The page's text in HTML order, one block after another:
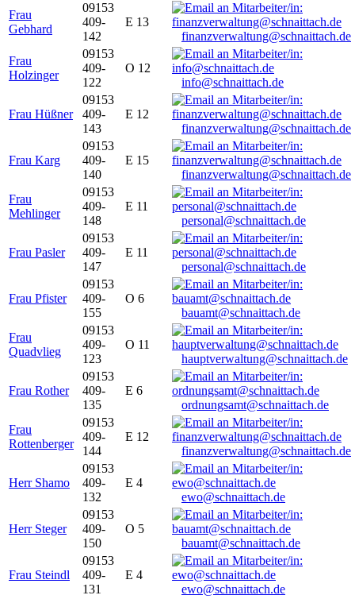
Frau
Gebhard
09153
409-
142
E 13
finanzverwaltung@schnaittach.de
Frau
Holzinger
09153
409-
122
O 12
info@schnaittach.de
Frau Hüßner
09153
409-
143
E 12
finanzverwaltung@schnaittach.de
Frau Karg
09153
409-
140
E 15
finanzverwaltung@schnaittach.de
Frau
Mehlinger
09153
409-
148
E 11
personal@schnaittach.de
Frau Pasler
09153
409-
147
E 11
personal@schnaittach.de
Frau Pfister
09153
409-
155
O 6
bauamt@schnaittach.de
Frau
Quadvlieg
09153
409-
123
O 11
hauptverwaltung@schnaittach.de
Frau Rother
09153
409-
135
E 6
ordnungsamt@schnaittach.de
Frau
Rottenberger
09153
409-
144
E 12
finanzverwaltung@schnaittach.de
Herr Shamo
09153
409-
132
E 4
ewo@schnaittach.de
Herr Steger
09153
409-
150
O 5
bauamt@schnaittach.de
Frau Steindl
09153
409-
131
E 4
ewo@schnaittach.de